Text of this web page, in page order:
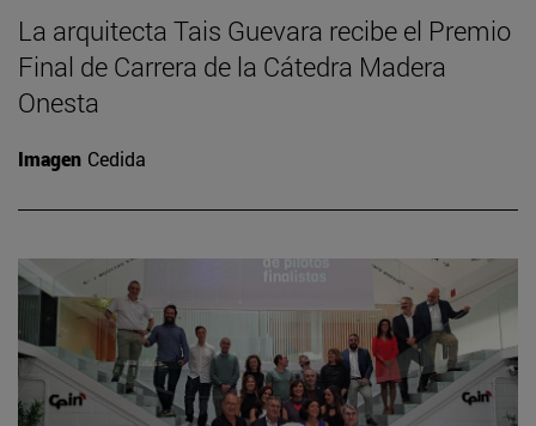
La arquitecta Tais Guevara recibe el Premio
Final de Carrera de la Cátedra Madera
Onesta
Imagen Cedida